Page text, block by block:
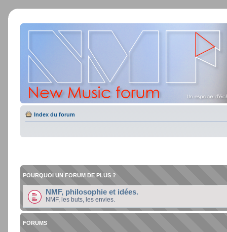
Index du forum
POURQUOI UN FORUM DE PLUS ?
NMF, philosophie et idées.
NMF, les buts, les envies.
FORUMS